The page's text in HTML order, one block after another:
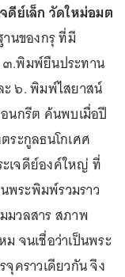
ดีย์เล็ก วัดใหม่อมต
นของกรุ ที่มี
.พิมพ์ยืนประทาน
๖. พิมพ์ไสยาสน์
นกรีต ค้นพบเมื่อปี
ะกูลธนโกเศศ
เจดีย์องค์ใหญ่ ที่
พระพิมพ์รวมราว
มวลสาร สภาพ
จนเชื่อว่าเป็นพระ
จุคราวเดียวกัน จึง